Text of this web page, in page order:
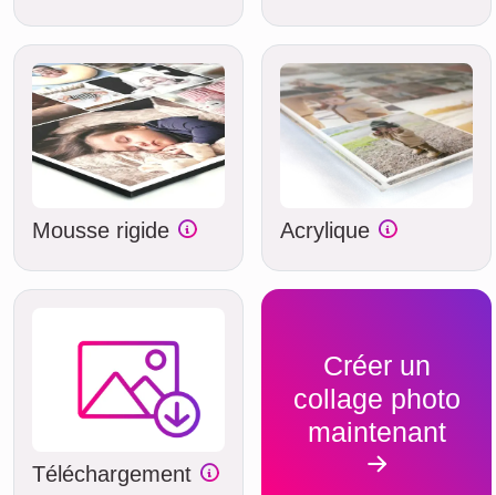
Mousse rigide Acrylique
Téléchargement
Créer un
collage photo
maintenant